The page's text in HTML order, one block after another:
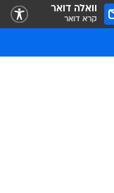
וואלה דואר
קרא דואר